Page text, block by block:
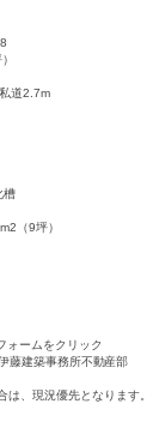
道2.7m
槽
（9坪）
ォームをクリック
藤建築事務所不動産部
、現況優先となります。